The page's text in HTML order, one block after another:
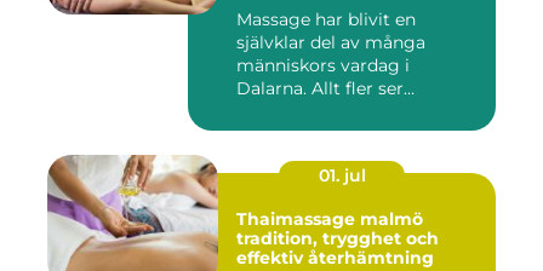
Massage har blivit en
självklar del av många
människors vardag i
Dalarna. Allt fler ser
01. jul
Thaimassage malmö
tradition, trygghet och
effektiv återhämtning